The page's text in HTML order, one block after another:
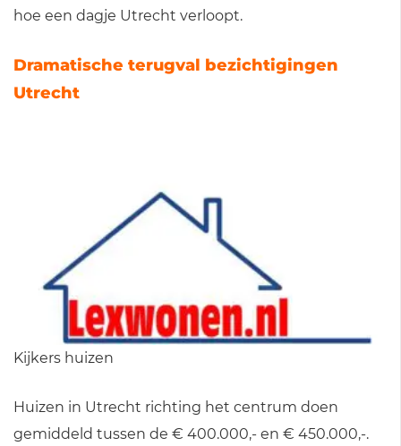
hoe een dagje Utrecht verloopt.
Dramatische terugval bezichtigingen
Utrecht
Kijkers huizen
Huizen in Utrecht richting het centrum doen
gemiddeld tussen de € 400.000,- en € 450.000,-.